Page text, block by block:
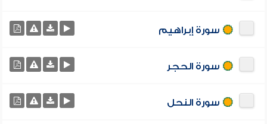
سورة إبراهيم
سورة الحجر
سورة النحل